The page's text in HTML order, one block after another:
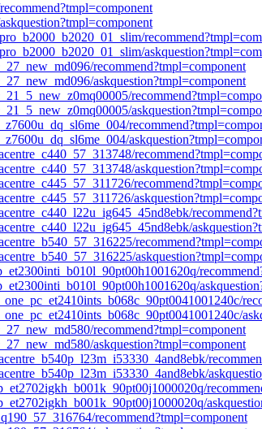
recommend?tmpl=component
askquestion?tmpl=component
recommend?tmpl=component
askquestion?tmpl=component
recommend?tmpl=component